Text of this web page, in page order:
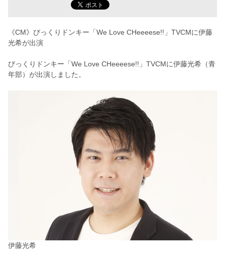
《CM》びっくりドンキー「We Love CHeeeese!!」TVCMに伊藤
光希が出演
びっくりドンキー「We Love CHeeeese!!」TVCMに伊藤光希 （青
年部） が出演しました。
伊藤光希